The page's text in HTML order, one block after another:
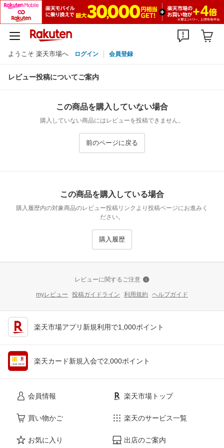
ようこそ 楽天市場へ ログイン 会員登録
レビュー投稿についてご案内
この商品を購入していない場合
購入していない商品にはレビューを投稿できません。
前のページに戻る
この商品を購入している場合
購入履歴内の対象商品のレビュー投稿リンクより投稿ページにお進みく
ださい。
購入履歴
レビューに関するご注意
myレビュー 投稿ガイドライン 利用規約 ヘルプガイド
楽天市場アプリ新規利用で1,000ポイント
楽天カード新規入会で2,000ポイント
会員情報
買い物かご
お気に入り
楽天市場トップ
楽天のサービス一覧
出店のご案内